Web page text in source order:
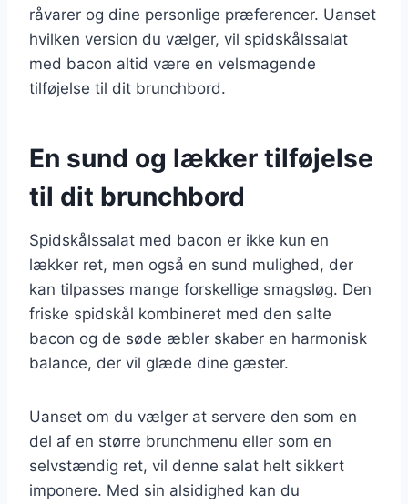
råvarer og dine personlige præferencer. Uanset
hvilken version du vælger, vil spidskålssalat
med bacon altid være en velsmagende
tilføjelse til dit brunchbord.
En sund og lækker tilføjelse
til dit brunchbord
Spidskålssalat med bacon er ikke kun en
lækker ret, men også en sund mulighed, der
kan tilpasses mange forskellige smagsløg. Den
friske spidskål kombineret med den salte
bacon og de søde æbler skaber en harmonisk
balance, der vil glæde dine gæster.
Uanset om du vælger at servere den som en
del af en større brunchmenu eller som en
selvstændig ret, vil denne salat helt sikkert
imponere. Med sin alsidighed kan du